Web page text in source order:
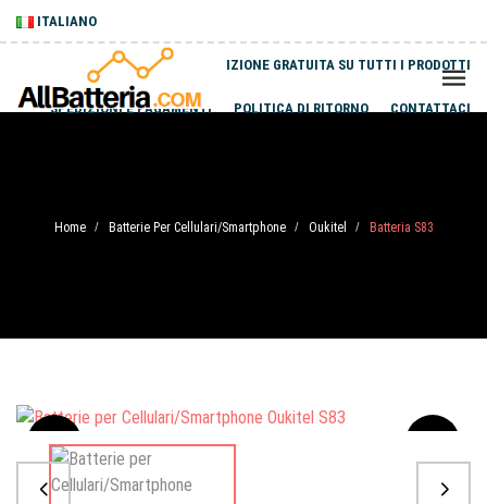
ITALIANO
SPEDIZIONE GRATUITA SU TUTTI I PRODOTTI
SPEDIZIONI E PAGAMENTI POLITICA DI RITORNO CONTATTACI
Home / Batterie Per Cellulari/Smartphone / Oukitel / Batteria S83
Sale